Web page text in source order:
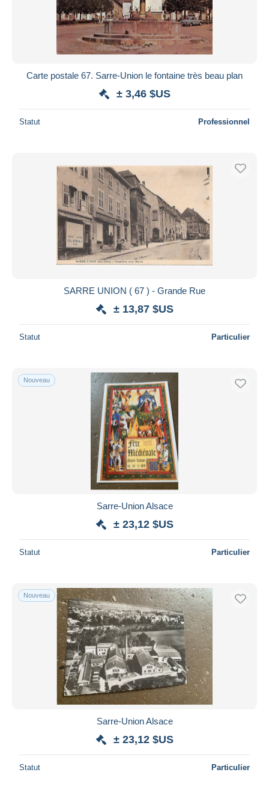
Carte postale 67. Sarre-Union le fontaine très beau plan
± 3,46 $US
Statut Professionnel
SARRE UNION ( 67 ) - Grande Rue
± 13,87 $US
Statut Particulier
Nouveau
Sarre-Union Alsace
± 23,12 $US
Statut Particulier
Nouveau
Sarre-Union Alsace
± 23,12 $US
Statut Particulier